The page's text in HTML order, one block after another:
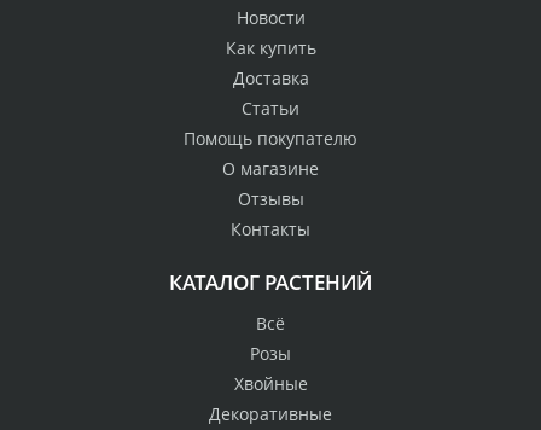
Новости
Как купить
Доставка
Статьи
Помощь покупателю
О магазине
Отзывы
Контакты
КАТАЛОГ РАСТЕНИЙ
Всё
Розы
Хвойные
Декоративные